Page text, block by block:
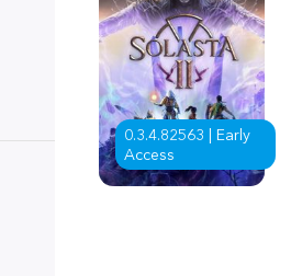
0.3.4.82563 | Early
Access